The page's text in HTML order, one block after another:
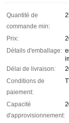
Quantité de
commande min:
Prix:
Détails d'emballage:
Délai de livraison:
Conditions de
paiement:
Capacité
d'approvisionnement: